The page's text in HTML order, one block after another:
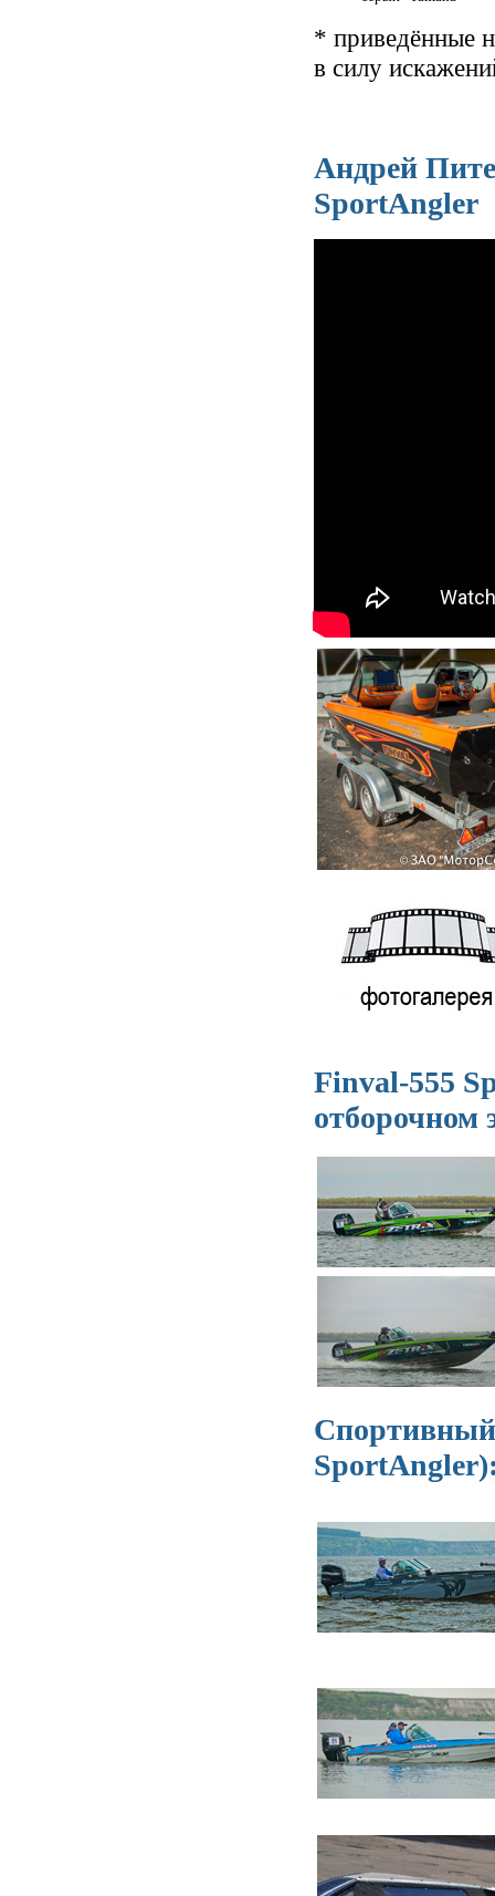
* приведённые
в силу
Андрей
SportAngler
Finval-555
отборочном
Спортивный